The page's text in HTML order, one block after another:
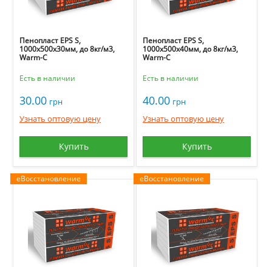
Пенопласт EPS S,
1000х500х30мм, до 8кг/м3,
Warm-C
Есть в наличии
30.00 грн
Узнать оптовую цену
Купить
Пенопласт EPS S,
1000х500х40мм, до 8кг/м3,
Warm-C
Есть в наличии
40.00 грн
Узнать оптовую цену
Купить
еВосстановление еВосстановление